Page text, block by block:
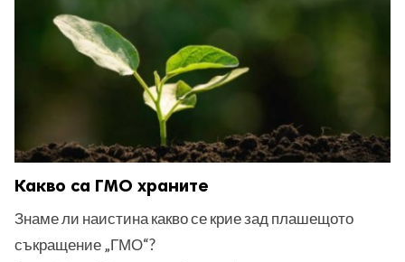
Какво са ГМО храните
Знаме ли наистина какво се крие зад плашещото
съкращение „ГМО“?